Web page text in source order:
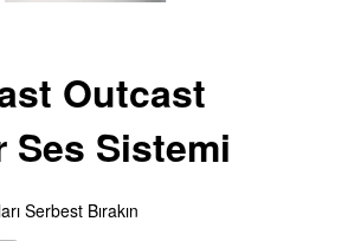
Outcast
Ses Sistemi
Serbest Bırakın